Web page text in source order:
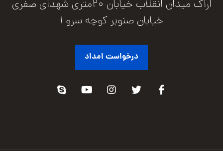
اراک میدان انقلاب خیابان 20متری شهدای صفری
خیابان صنوبر کوچه سرو 1
درخواست امداد